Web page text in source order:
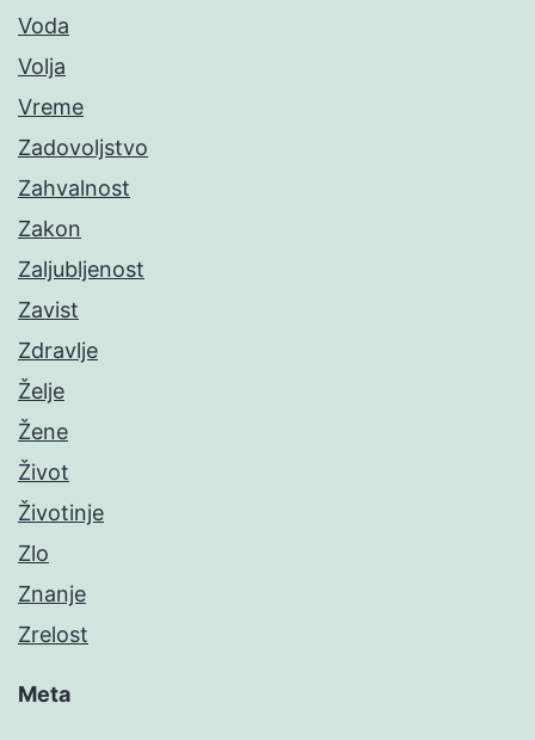
Voda
Volja
Vreme
Zadovoljstvo
Zahvalnost
Zakon
Zaljubljenost
Zavist
Zdravlje
Želje
Žene
Život
Životinje
Zlo
Znanje
Zrelost
Meta